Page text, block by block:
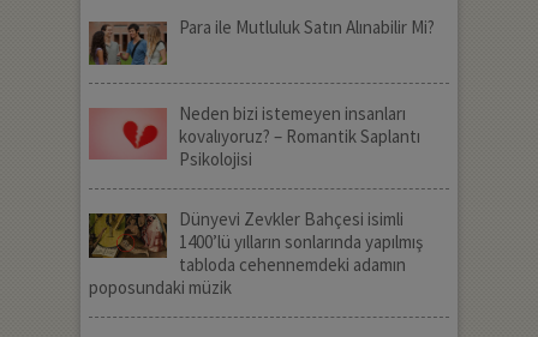
Para ile Mutluluk Satın Alınabilir Mi?
Neden bizi istemeyen insanları
kovalıyoruz? – Romantik Saplantı
Psikolojisi
Dünyevi Zevkler Bahçesi isimli
1400’lü yılların sonlarında yapılmış
tabloda cehennemdeki adamın
poposundaki müzik